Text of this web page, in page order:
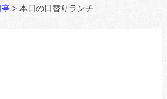
亭> 本日の日替りランチ